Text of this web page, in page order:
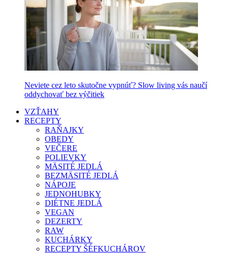
Neviete cez leto skutočne vypnúť? Slow living vás naučí
oddychovať bez výčitiek
VZŤAHY
RECEPTY
RAŇAJKY
OBEDY
VEČERE
POLIEVKY
MÄSITÉ JEDLÁ
BEZMÄSITÉ JEDLÁ
NÁPOJE
JEDNOHUBKY
DIÉTNE JEDLÁ
VEGAN
DEZERTY
RAW
KUCHÁRKY
RECEPTY ŠÉFKUCHÁROV